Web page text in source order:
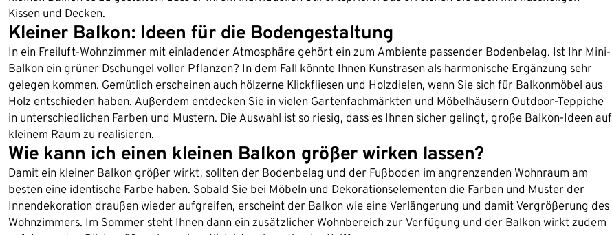
Kissen und Decken.
Kleiner Balkon: Ideen für die Bodengestaltung
In ein Freiluft-Wohnzimmer mit einladender Atmosphäre gehört ein zum Ambiente passender Bodenbelag. Ist Ihr Mini-
Balkon ein grüner Dschungel voller Pflanzen? In dem Fall könnte Ihnen Kunstrasen als harmonische Ergänzung sehr
gelegen kommen. Gemütlich erscheinen auch hölzerne Klickfliesen und Holzdielen, wenn Sie sich für Balkonmöbel aus
Holz entschieden haben. Außerdem entdecken Sie in vielen Gartenfachmärkten und Möbelhäusern Outdoor-Teppiche
in unterschiedlichen Farben und Mustern. Die Auswahl ist so riesig, dass es Ihnen sicher gelingt, große Balkon-Ideen auf
kleinem Raum zu realisieren.
Wie kann ich einen kleinen Balkon größer wirken lassen?
Damit ein kleiner Balkon größer wirkt, sollten der Bodenbelag und der Fußboden im angrenzenden Wohnraum am
besten eine identische Farbe haben. Sobald Sie bei Möbeln und Dekorationselementen die Farben und Muster der
Innendekoration draußen wieder aufgreifen, erscheint der Balkon wie eine Verlängerung und damit Vergrößerung des
Wohnzimmers. Im Sommer steht Ihnen dann ein zusätzlicher Wohnbereich zur Verfügung und der Balkon wirkt zudem